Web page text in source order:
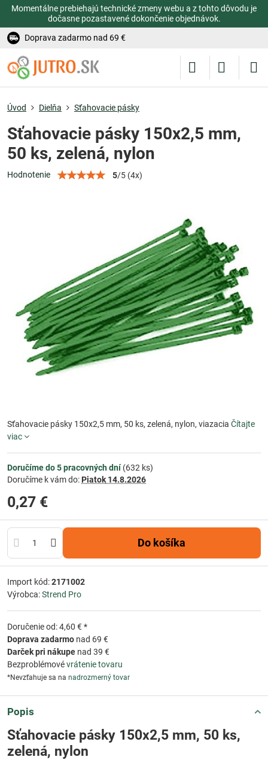
Momentálne prebiehajú technické zmeny webu a z tohto dôvodu je
dočasne pozastavené dokončenie objednávok.
Doprava zadarmo nad 69 €
Úvod Dielňa Sťahovacie pásky
Sťahovacie pásky 150x2,5 mm,
50 ks, zelená, nylon
Hodnotenie 5/5 (4x)
Sťahovacie pásky 150x2,5 mm, 50 ks, zelená, nylon, viazacia Čítajte
viac
Doručíme do 5 pracovných dní(632 ks)
Doručíme k vám do: Piatok 14.8.2026
0,27 €
Do košíka
Import kód:2171002
Výrobca:Strend Pro
Doručenie od: 4,60 € *
Doprava zadarmo nad 69 €
Darček pri nákupe nad 39 €
Bezproblémovévrátenie tovaru
*Nevzťahuje sa na nadrozmerný tovar
Popis
Sťahovacie pásky 150x2,5 mm, 50 ks,
zelená, nylon